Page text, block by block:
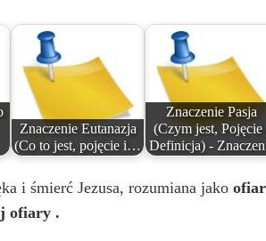
Znaczenie Eutanazja
(Co to jest, pojęcie i…
Znaczenie Pasja
(Czym jest, Pojęcie
Definicja) -
i śmierć Jezusa, rozumiana jako
ofiary .